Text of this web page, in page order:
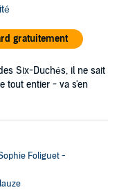
gratuitement
Six-Duchés, il ne sait
tout entier - va s'en
Foliguet -